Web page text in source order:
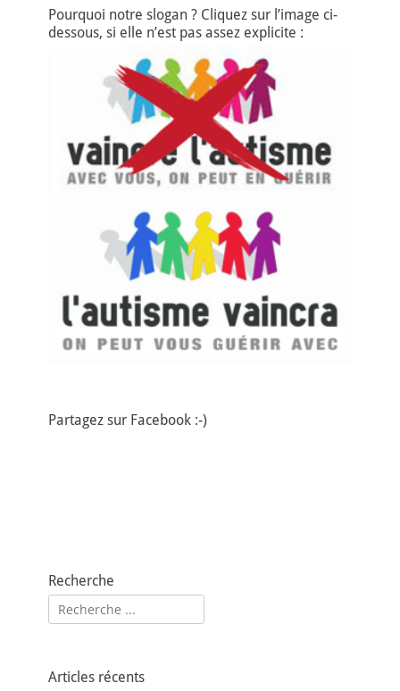
Pourquoi notre slogan ? Cliquez sur l’image ci-
dessous, si elle n’est pas assez explicite :
Partagez sur Facebook :-)
Recherche
Rechercher :
Articles récents